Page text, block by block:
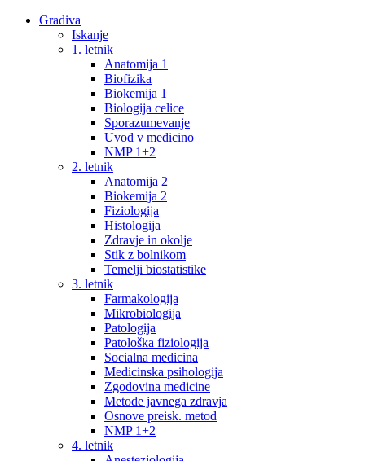
Gradiva
Iskanje
1. letnik
Anatomija 1
Biofizika
Biokemija 1
Biologija celice
Sporazumevanje
Uvod v medicino
NMP 1+2
2. letnik
Anatomija 2
Biokemija 2
Fiziologija
Histologija
Zdravje in okolje
Stik z bolnikom
Temelji biostatistike
3. letnik
Farmakologija
Mikrobiologija
Patologija
Patološka fiziologija
Socialna medicina
Medicinska psihologija
Zgodovina medicine
Metode javnega zdravja
Osnove preisk. metod
NMP 1+2
4. letnik